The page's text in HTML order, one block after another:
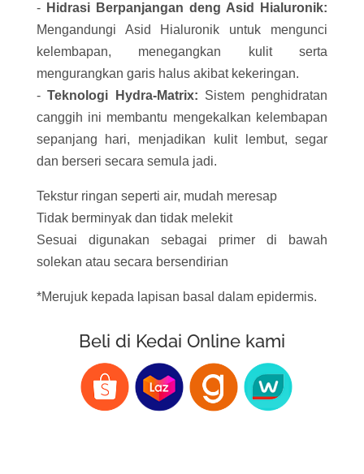
- Hidrasi Berpanjangan deng Asid Hialuronik:
Mengandungi Asid Hialuronik untuk mengunci
kelembapan, menegangkan kulit serta
mengurangkan garis halus akibat kekeringan.
-Teknologi Hydra-Matrix: Sistem penghidratan
canggih ini membantu mengekalkan kelembapan
sepanjang hari, menjadikan kulit lembut, segar
dan berseri secara semula jadi.
Tekstur ringan seperti air, mudah meresap
Tidak berminyak dan tidak melekit
Sesuai digunakan sebagai primer di bawah
solekan atau secara bersendirian
*Merujuk kepada lapisan basal dalam epidermis.
Beli di Kedai Online kami